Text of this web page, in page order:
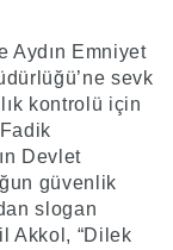
Aydın Emniyet
sevk
kontrolü için
Devlet
güvenlik
slogan
Akkol, “Dilek